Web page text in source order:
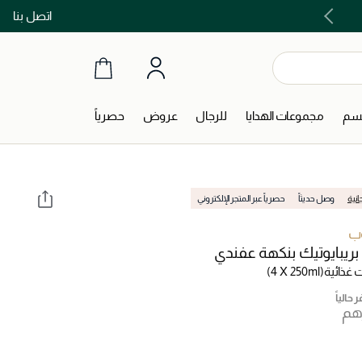
اتصل بنااشتري الآن و ادفع لاحقاً مع تابي و تمارا!
مجموعات الهدايا للرجال عروض حصرياً
وصل حديثاً حصرياً عبر المتجر الإلكتروني
بنكهة عفندي
غذائية(4 X 250ml)
حالياً